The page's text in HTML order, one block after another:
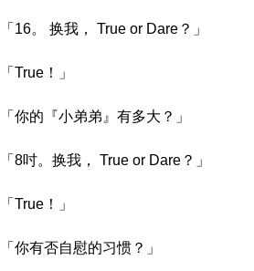
「16。 换我， True or Dare？」
「True！」
「你的『小弟弟』有多大？」
「8吋。换我， True or Dare？」
「True！」
「你有否自慰的习惯？」